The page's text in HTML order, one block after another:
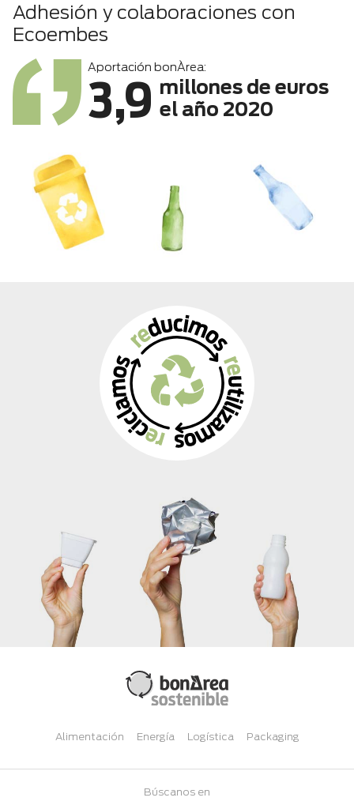
Adhesión y colaboraciones con
Ecoembes
Aportación bonÀrea:
3,9 millones de euros
el año 2020
Alimentación Energía Logística Packaging
Búscanos en